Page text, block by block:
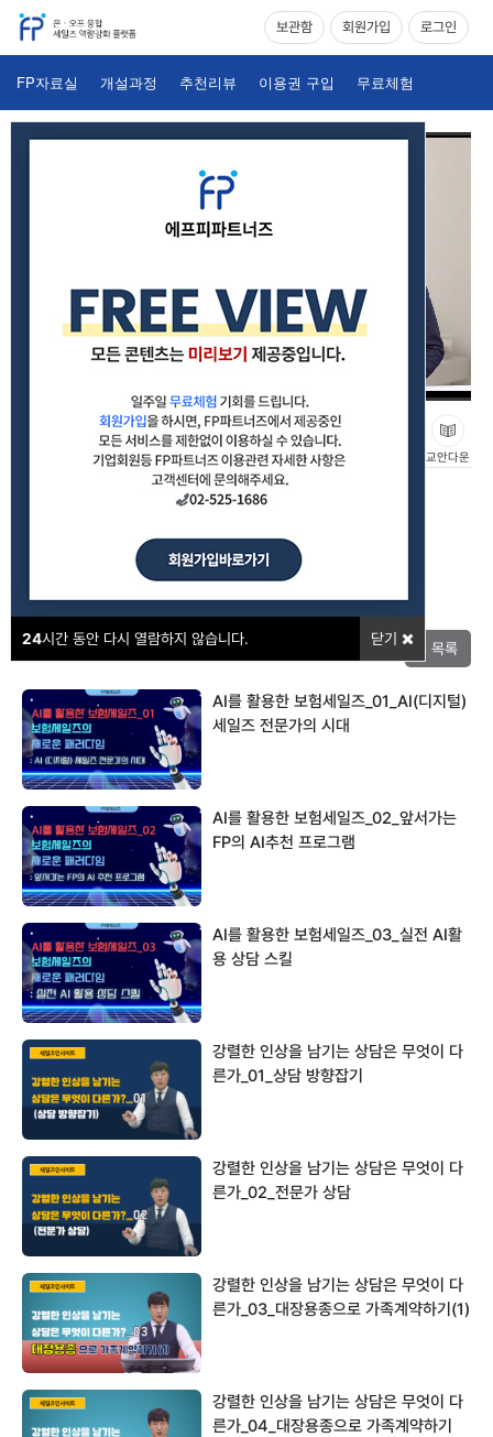
보관함 회원가입 로그인
FP자료실 개설과정 추천리뷰 이용권 구입 무료체험
24시간 동안 다시 열람하지 않습니다. 닫기
결과지향 세일즈 프로세스의 재설계_02
교안다운
목록
AI를 활용한 보험세일즈_01_AI(디지털)
세일즈 전문가의 시대
AI를 활용한 보험세일즈_02_앞서가는
FP의 AI추천 프로그램
AI를 활용한 보험세일즈_03_실전 AI활
용 상담 스킬
강렬한 인상을 남기는 상담은 무엇이 다
른가_01_상담 방향잡기
강렬한 인상을 남기는 상담은 무엇이 다
른가_02_전문가 상담
강렬한 인상을 남기는 상담은 무엇이 다
른가_03_대장용종으로 가족계약하기(1)
강렬한 인상을 남기는 상담은 무엇이 다
른가_04_대장용종으로 가족계약하기